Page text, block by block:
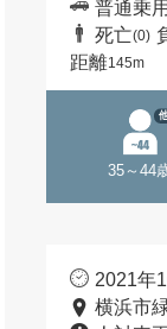
普通乗
死亡(0)
距離145m
35～44
2021年
横浜市